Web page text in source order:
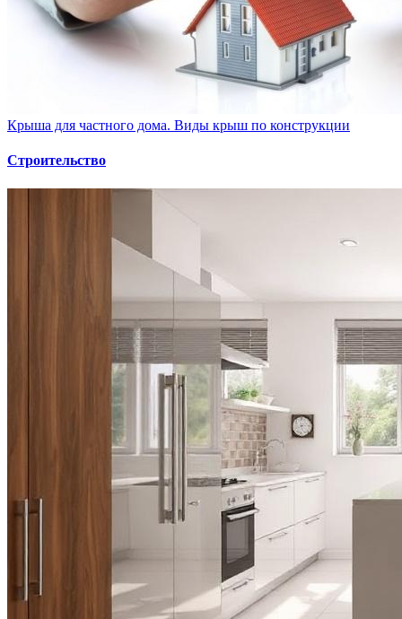
Крыша для частного дома. Виды крыш по конструкции
Строительство